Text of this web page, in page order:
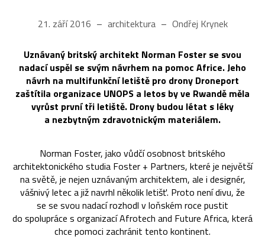
21. září 2016 architektura Ondřej Krynek
Uznávaný britský architekt Norman Foster se svou
nadací uspěl se svým návrhem na pomoc Africe. Jeho
návrh na multifunkční letiště pro drony Droneport
zaštítila organizace UNOPS a letos by ve Rwandě měla
vyrůst první tři letiště. Drony budou létat s léky
a nezbytným zdravotnickým materiálem.
Norman Foster, jako vůdčí osobnost britského
architektonického studia Foster + Partners, které je největší
na světě, je nejen uznávaným architektem, ale i designér,
vášnivý letec a již navrhl několik letišť. Proto není divu, že
se se svou nadací rozhodl v loňském roce pustit
do spolupráce s organizací Afrotech and Future Africa, která
chce pomoci zachránit tento kontinent.